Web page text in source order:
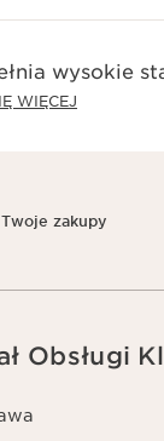
wysokie
WIĘCEJ
zakupy
Obsługi